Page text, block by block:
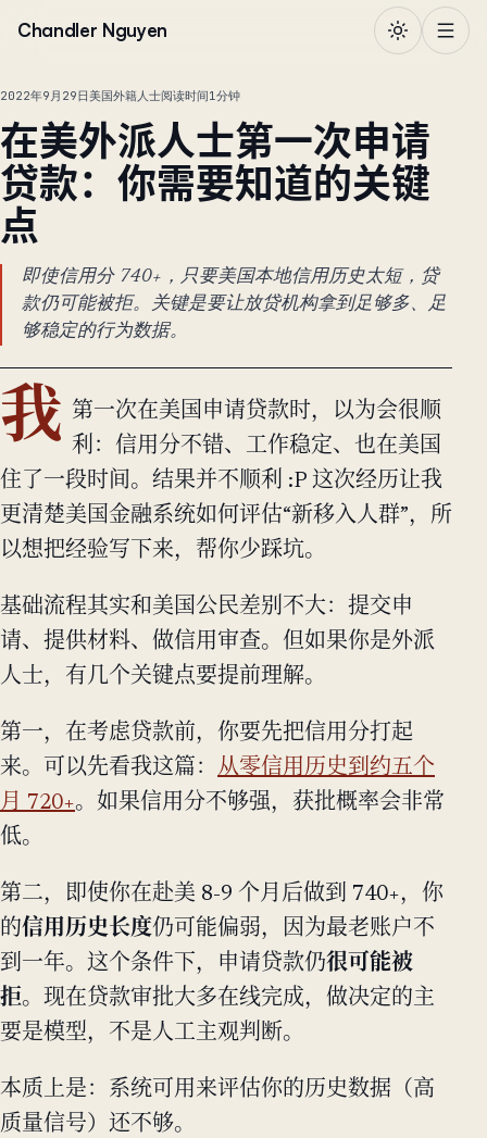
Chandler Nguyen
2022年9月29日美国外籍人士阅读时间1分钟
在美外派人士第一次申请
贷款：你需要知道的关键
点
即使信用分 740+，只要美国本地信用历史太短，贷
款仍可能被拒。关键是要让放贷机构拿到足够多、足
够稳定的行为数据。
我 第一次在美国申请贷款时，以为会很顺
利：信用分不错、工作稳定、也在美国
住了一段时间。结果并不顺利 :P 这次经历让我
更清楚美国金融系统如何评估“新移入人群”，所
以想把经验写下来，帮你少踩坑。
基础流程其实和美国公民差别不大：提交申
请、提供材料、做信用审查。但如果你是外派
人士，有几个关键点要提前理解。
第一，在考虑贷款前，你要先把信用分打起
来。可以先看我这篇： 从零信用历史到约五个
月 720+。如果信用分不够强，获批概率会非常
低。
第二，即使你在赴美 8-9 个月后做到 740+，你
的信用历史长度仍可能偏弱，因为最老账户不
到一年。这个条件下，申请贷款仍很可能被
拒。现在贷款审批大多在线完成，做决定的主
要是模型，不是人工主观判断。
本质上是：系统可用来评估你的历史数据（高
质量信号）还不够。